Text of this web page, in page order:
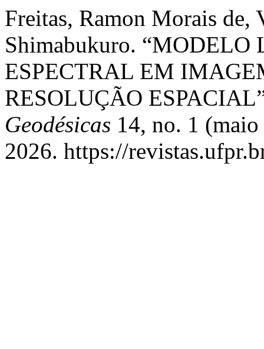
Freitas, Ramon Morais de,
Shimabukuro.
ESPECTRAL EM
RESOLUÇÃO
Geodésicas 14, no. 1
2026. https://